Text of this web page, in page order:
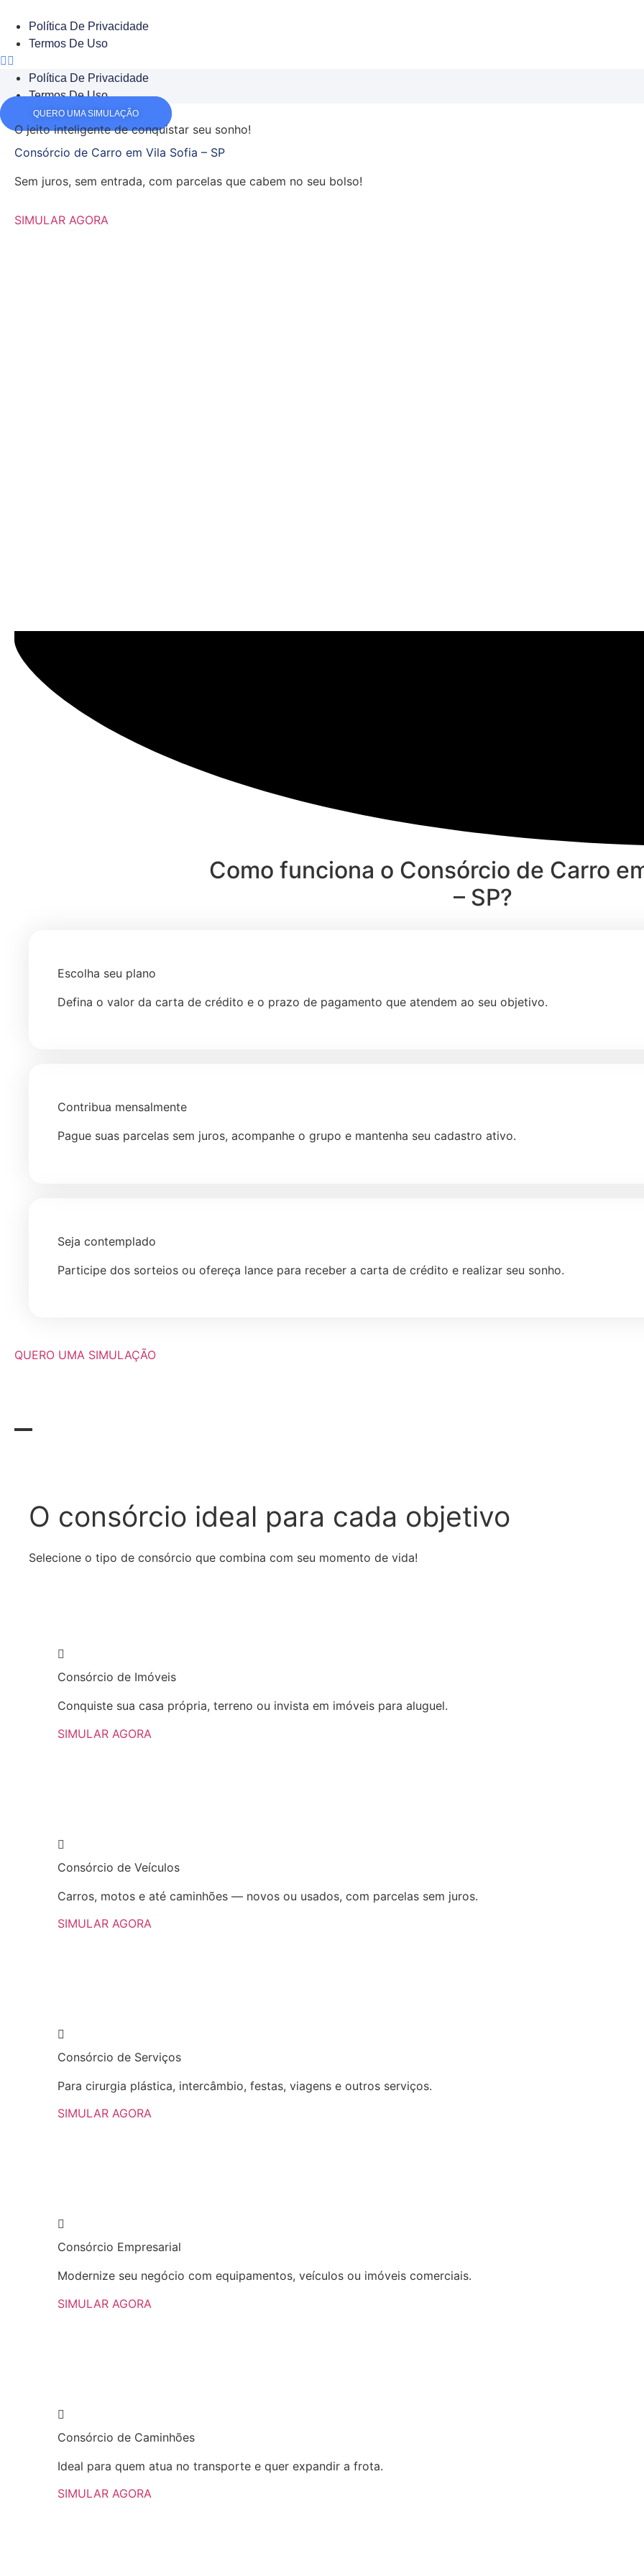
para
conteúdo
Política De Privacidade
Termos De Uso
Política De Privacidade
Termos De Uso
QUERO UMA SIMULAÇÃO
O jeito inteligente deconquistar seu sonho!
Consórcio de Carro em Vila Sofia – SP
Sem juros, sem entrada, com parcelas que cabem no seu bolso!
SIMULAR AGORA
Como funciona o Consórcio de Carro
– SP?
Escolha seu plano
Defina o valor da carta de crédito e o prazo de pagamento que atendem ao seu objetivo.
Contribua mensalmente
Pague suas parcelas sem juros, acompanhe o grupo e mantenha seu cadastro ativo.
Seja contemplado
Participe dos sorteios ou ofereça lance para receber a carta de crédito e realizar seu sonho.
QUERO UMA SIMULAÇÃO
O consórcio ideal para cada objetivo
Selecione o tipo de consórcio que combina com seu momento de vida!
Consórcio de Imóveis
Conquiste sua casa própria, terreno ou invista em imóveis para aluguel.
SIMULAR AGORA​
Consórcio de Veículos
Carros, motos e até caminhões — novos ou usados, com parcelas sem juros.
SIMULAR AGORA
Consórcio de Serviços
Para cirurgia plástica, intercâmbio, festas, viagens e outros serviços.
SIMULAR AGORA
Consórcio Empresarial
Modernize seu negócio com equipamentos, veículos ou imóveis comerciais.
SIMULAR AGORA
Consórcio de Caminhões
Ideal para quem atua no transporte e quer expandir a frota.
SIMULAR AGORA